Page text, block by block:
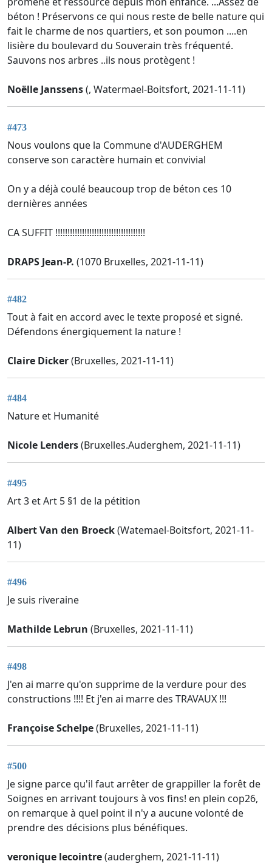
béton ! Préservons ce qui nous reste de belle nature qui
fait le charme de nos quartiers, et son poumon ....en
lisière du boulevard du Souverain très fréquenté.
Sauvons nos arbres ..ils nous protègent !
Noëlle Janssens(, Watermael-Boitsfort, 2021-11-11)
#473
Nous voulons que la Commune d'AUDERGHEM
conserve son caractère humain et convivial
On y a déjà coulé beaucoup trop de béton ces 10
dernières années
CA SUFFIT !!!!!!!!!!!!!!!!!!!!!!!!!!!!!!!!!!!!!
DRAPS Jean-P. (1070 Bruxelles, 2021-11-11)
#482
Tout à fait en accord avec le texte proposé et signé.
Défendons énergiquement la nature !
Claire Dicker(Bruxelles, 2021-11-11)
#484
Nature et Humanité
Nicole Lenders(Bruxelles.Auderghem, 2021-11-11)
#495
Art 3 et Art 5 §1 de la pétition
Albert Van den Broeck(Watemael-Boitsfort, 2021-11-
11)
#496
Je suis riveraine
Mathilde Lebrun (Bruxelles, 2021-11-11)
#498
J'en ai marre qu'on supprime de la verdure pour des
constructions !!!! Et j'en ai marre des TRAVAUX !!!
Françoise Schelpe(Bruxelles, 2021-11-11)
#500
Je signe parce qu'il faut arrêter de grappiller la forêt de
Soignes en arrivant toujours à vos fins! en plein cop26,
on remarque à quel point il n'y a aucune volonté de
prendre des décisions plus bénéfiques.
veronique lecointre(auderghem, 2021-11-11)